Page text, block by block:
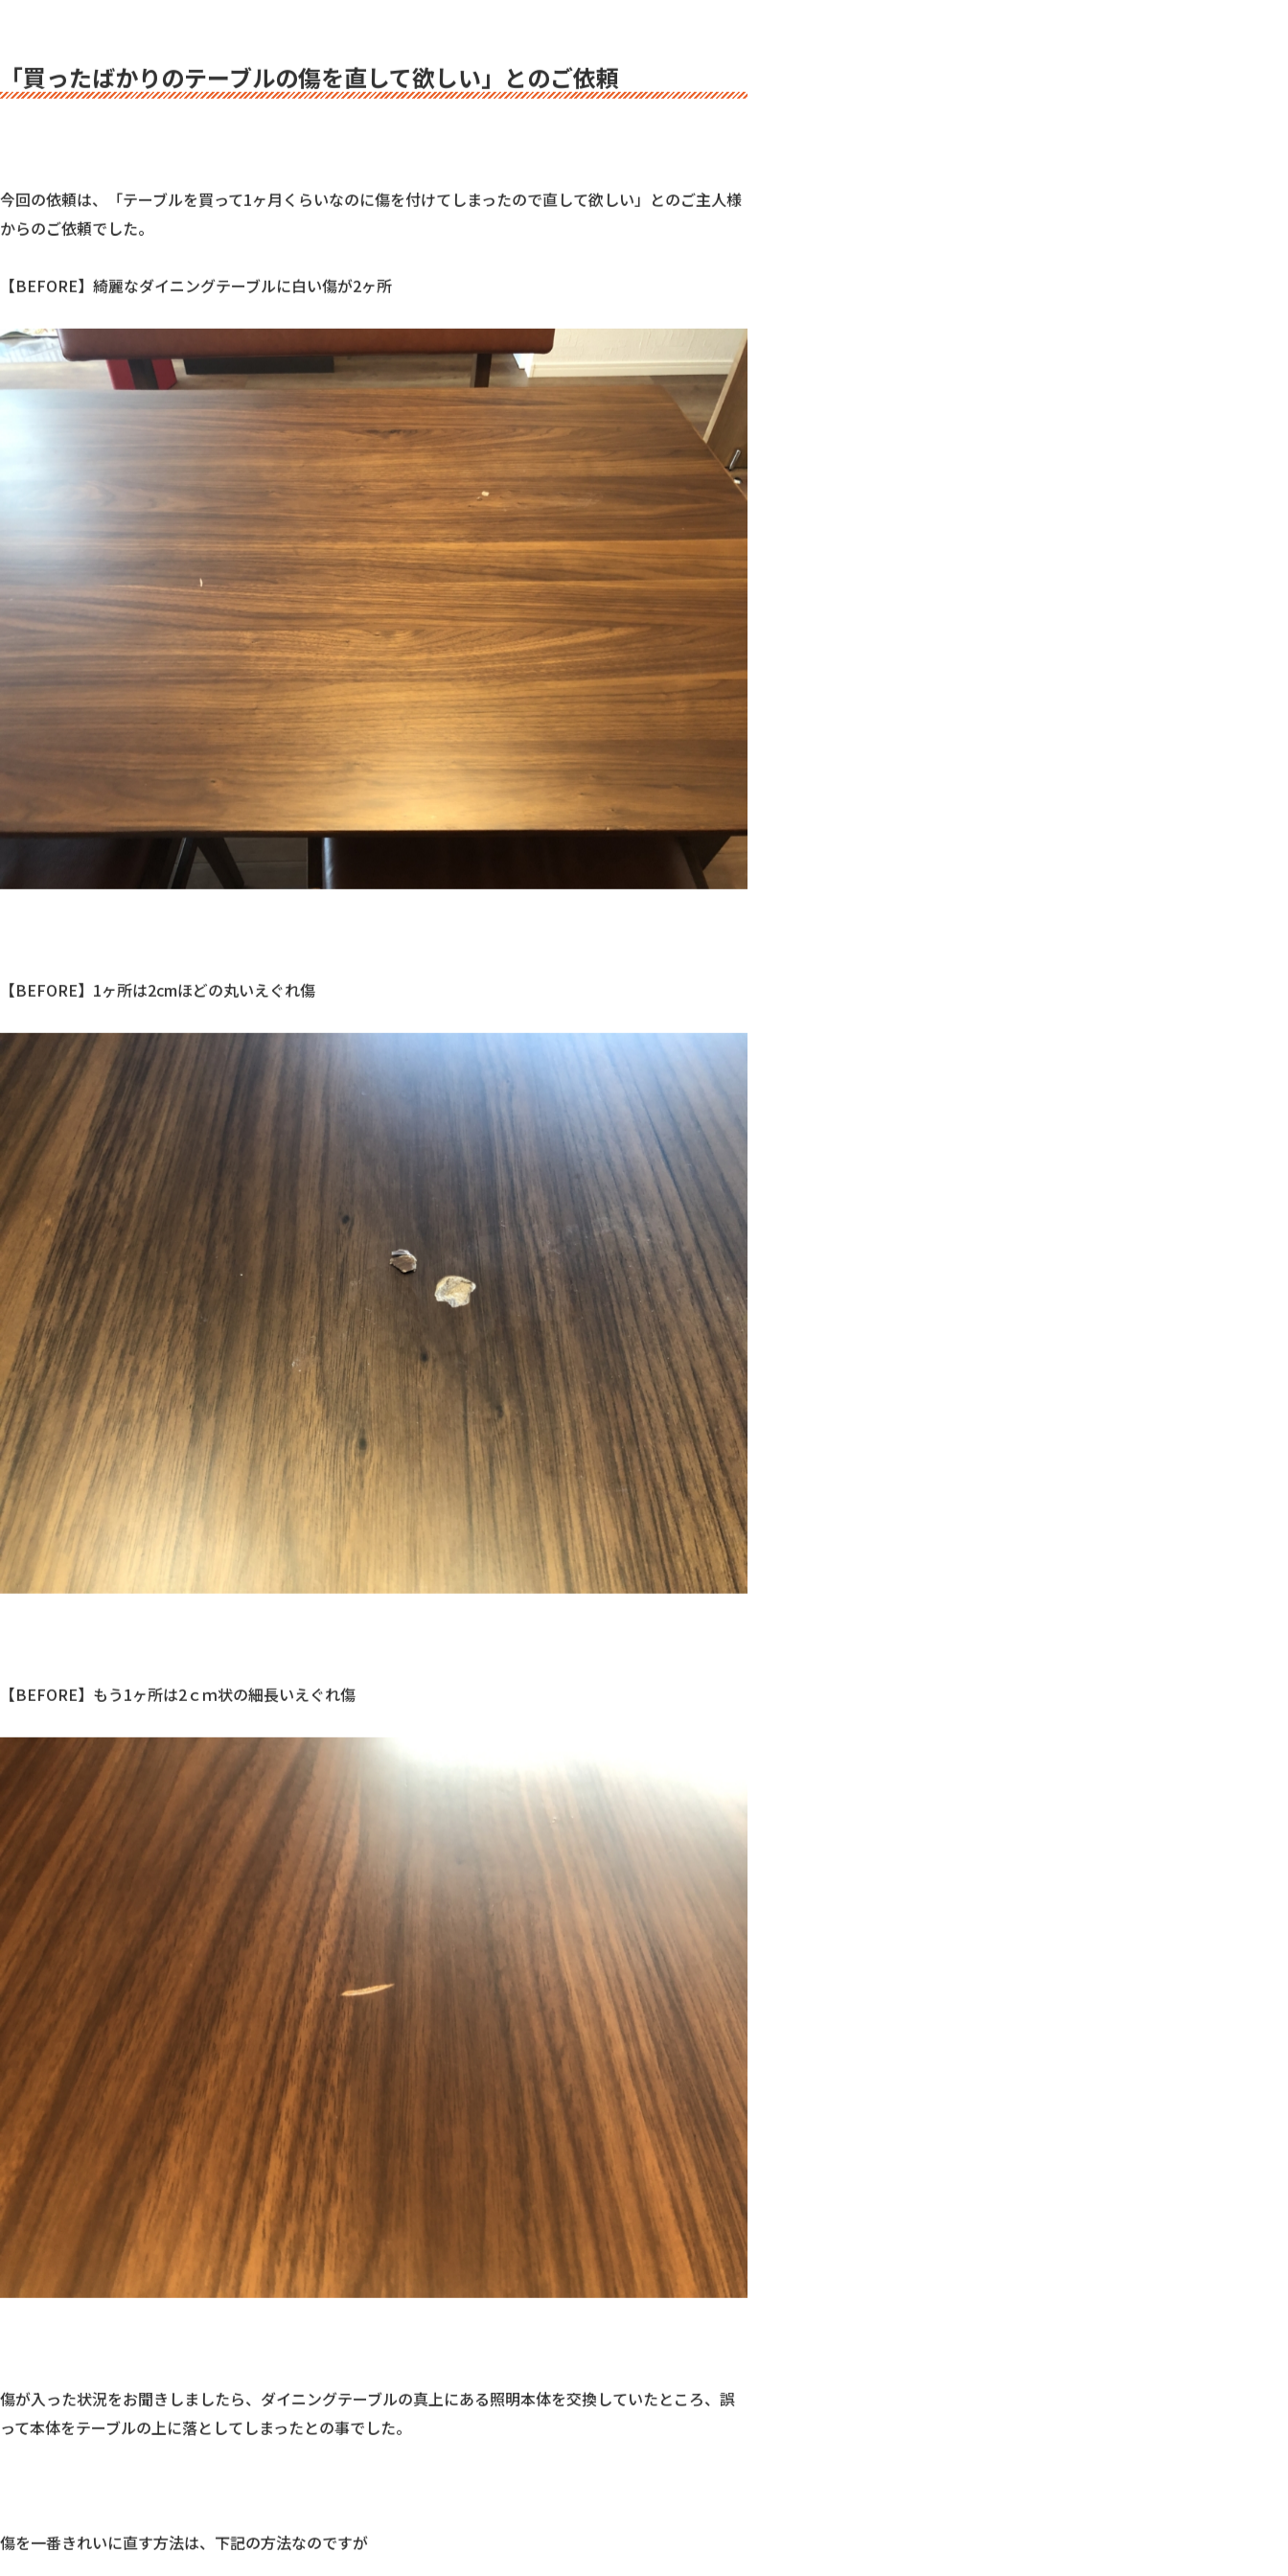
傷が目に入るたび、どうしよう？と気になる…そんな風に、思い悩んでいる方も多いと思います。その傷直し
「買ったばかりのテーブルの傷を直して欲しい」とのご依頼
今回の依頼は、「テーブルを買って1ヶ月くらいなのに傷を付けてしまったので直して欲しい」とのご主人様
からのご依頼でした。
【BEFORE】綺麗なダイニングテーブルに白い傷が2ヶ所
【BEFORE】1ヶ所は2cmほどの丸いえぐれ傷
【BEFORE】もう1ヶ所は2ｃｍ状の細長いえぐれ傷
って本体をテーブルの上に落としてしまったとの事でした。